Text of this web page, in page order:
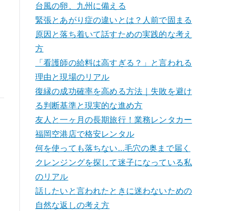
台風の卵、九州に備える
緊張とあがり症の違いとは？人前で固まる
原因と落ち着いて話すための実践的な考え
方
「看護師の給料は高すぎる？」と言われる
理由と現場のリアル
復縁の成功確率を高める方法｜失敗を避け
る判断基準と現実的な進め方
友人と一ヶ月の長期旅行！業務レンタカー
福岡空港店で格安レンタル
何を使っても落ちない…毛穴の奥まで届く
クレンジングを探して迷子になっている私
のリアル
話したいと言われたときに迷わないための
自然な返しの考え方